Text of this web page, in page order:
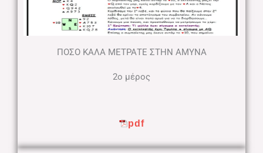
ΠΟΣΟ ΚΑΛΑ ΜΕΤΡΑΤΕ ΣΤΗΝ ΑΜΥΝΑ
2ο μέρος
pdf